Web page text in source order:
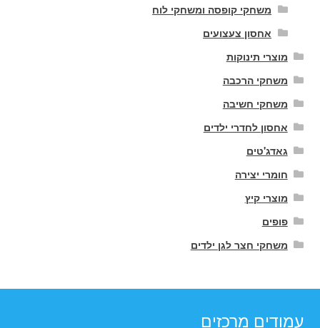
משחקי קופסה ומשחקי לוח
אחסון צעצועים
מוצרי תינוקות
משחקי הרכבה
משחקי חשיבה
אחסון לחדרי ילדים
גאדג'טים
חומרי יצירה
מוצרי קיץ
פופים
משחקי חצר לגן ילדים
עמודים מרכזים